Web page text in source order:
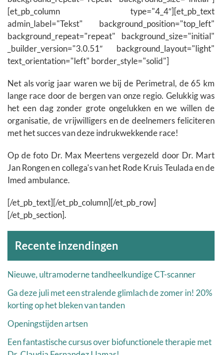
[et_pb_column type="4_4″][et_pb_text
admin_label="Tekst" background_position="top_left"
background_repeat="repeat" background_size="initial"
_builder_version="3.0.51″ background_layout="light"
text_orientation="left" border_style="solid"]
Net als vorig jaar waren we bij de Perimetral, de 65 km
lange race door de bergen van onze regio. Gelukkig was
het een dag zonder grote ongelukken en we willen de
organisatie, de vrijwilligers en de deelnemers feliciteren
met het succes van deze indrukwekkende race!
Op de foto Dr. Max Meertens vergezeld door Dr. Mart
Jan Rongen en collega's van het Rode Kruis Teulada en de
Imed ambulance.
[/et_pb_text][/et_pb_column][/et_pb_row]
[/et_pb_section].
Recente inzendingen
Nieuwe, ultramoderne tandheelkundige CT-scanner
Ga deze juli met een stralende glimlach de zomer in! 20%
korting op het bleken van tanden
Openingstijden artsen
Een fantastische cursus over biofunctionele therapie met